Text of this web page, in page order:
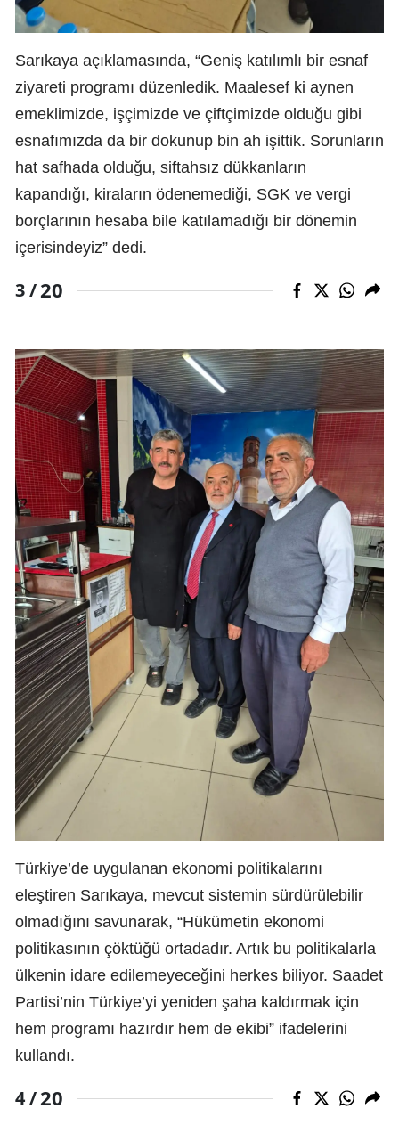
Sarıkaya açıklamasında, “Geniş katılımlı bir esnaf
ziyareti programı düzenledik. Maalesef ki aynen
emeklimizde, işçimizde ve çiftçimizde olduğu gibi
esnafımızda da bir dokunup bin ah işittik. Sorunların
hat safhada olduğu, siftahsız dükkanların
kapandığı, kiraların ödenemediği, SGK ve vergi
borçlarının hesaba bile katılamadığı bir dönemin
içerisindeyiz” dedi.
3 /20
Türkiye’de uygulanan ekonomi politikalarını
eleştiren Sarıkaya, mevcut sistemin sürdürülebilir
olmadığını savunarak, “Hükümetin ekonomi
politikasının çöktüğü ortadadır. Artık bu politikalarla
ülkenin idare edilemeyeceğini herkes biliyor. Saadet
Partisi’nin Türkiye’yi yeniden şaha kaldırmak için
hem programı hazırdır hem de ekibi” ifadelerini
kullandı.
4 /20